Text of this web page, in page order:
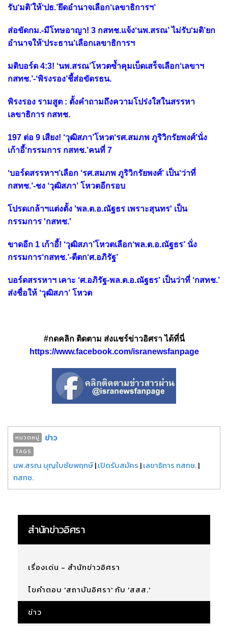
รับ‘มติ’ให้‘ปธ.’ยึดอำนาจเลือก‘เลขาธิการฯ’
ส่อขัดกม.-มีโทษอาญา! 3 กสทช.แจ้ง‘นพ.สรณ’ ไม่รับ‘มติ’ยก
อำนาจให้‘ประธาน’เลือกเลขาธิการฯ
มติบอร์ด 4:3! ‘นพ.สรณ’โหวตซ้ำคุมเบ็ดเสร็จเลือก‘เลขาฯ
กสทช.’-‘พิรงรอง’ชี้ส่อขัดรธน.
พิรงรอง รามสูต : ตั้งคำถามถึงความโปร่งใสในสรรหา
เลขาธิการ กสทช.
197 ต่อ 9 เสียง! ‘วุฒิสภา’โหวต‘รศ.สมภพ ภูริวิกรัยพงศ์’นั่ง
เก้าอี้‘กรรมการ กสทช.’คนที่ 7
‘บอร์ดสรรหาฯ’เลือก ‘รศ.สมภพ ภูริวิกรัยพงศ์’ เป็น‘ว่าที่
กสทช.’-ชง ‘วุฒิสภา’ โหวตอีกรอบ
โปรดเกล้าฯแต่งตั้ง 'พล.ต.อ.ณัฐธร เพราะสุนทร' เป็น
กรรมการ 'กสทช.'
ขาดอีก 1 เก้าอี้! ‘วุฒิสภา’โหวตเลือก‘พล.ต.อ.ณัฐธร’ นั่ง
กรรมการ‘กสทช.’-ตีตก‘ศ.อภิรัฐ’
บอร์ดสรรหาฯ เคาะ ‘ศ.อภิรัฐ-พล.ต.อ.ณัฐธร’ เป็นว่าที่ ‘กสทช.’
ส่งชื่อให้ ‘วุฒิสภา’ โหวต
#กดคลิก ติดตาม ส่งแชร์ข่าวอิศรา ได้ที่นี่
https://www.facebook.com/isranewsfanpage
หมวดหมู่ ข่าว
TAGS
นพ.สรณ บุญใบชัยพฤกษ์|เปิดรับสมัคร |เลขาธิการ กสทช.|
กสทช.
สำนักข่าวอิศรา
เรื่องเด่น - สำนักข่าวอิศรา
ไขคำตอบ 'สถาบันอิศรา' กับ 'สสส.'
ข่าว